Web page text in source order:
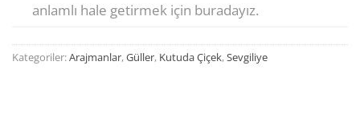
anlamlı hale getirmek için buradayız.
Kategoriler:Arajmanlar,Güller, Kutuda Çiçek,Sevgiliye